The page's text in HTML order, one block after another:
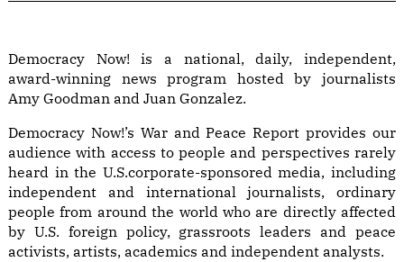
Democracy Now! is a national, daily, independent,
award-winning news program hosted by journalists
Amy Goodman and Juan Gonzalez.
Democracy Now!’s War and Peace Report provides our
audience with access to people and perspectives rarely
heard in the U.S.corporate-sponsored media, including
independent and international journalists, ordinary
people from around the world who are directly affected
by U.S. foreign policy, grassroots leaders and peace
activists, artists, academics and independent analysts.